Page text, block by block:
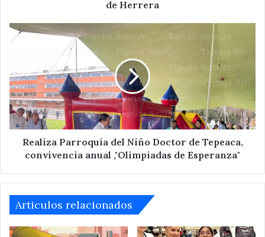
Herrera
de Herrera
Realiza
Parroquia
Doctor
de
Tepeaca,
convivencia
anual
,"Olimpiadas
Realiza Parroquia del Niño Doctor de Tepeaca,
convivencia anual ,"Olimpiadas de Esperanza"
Articulos relacionados